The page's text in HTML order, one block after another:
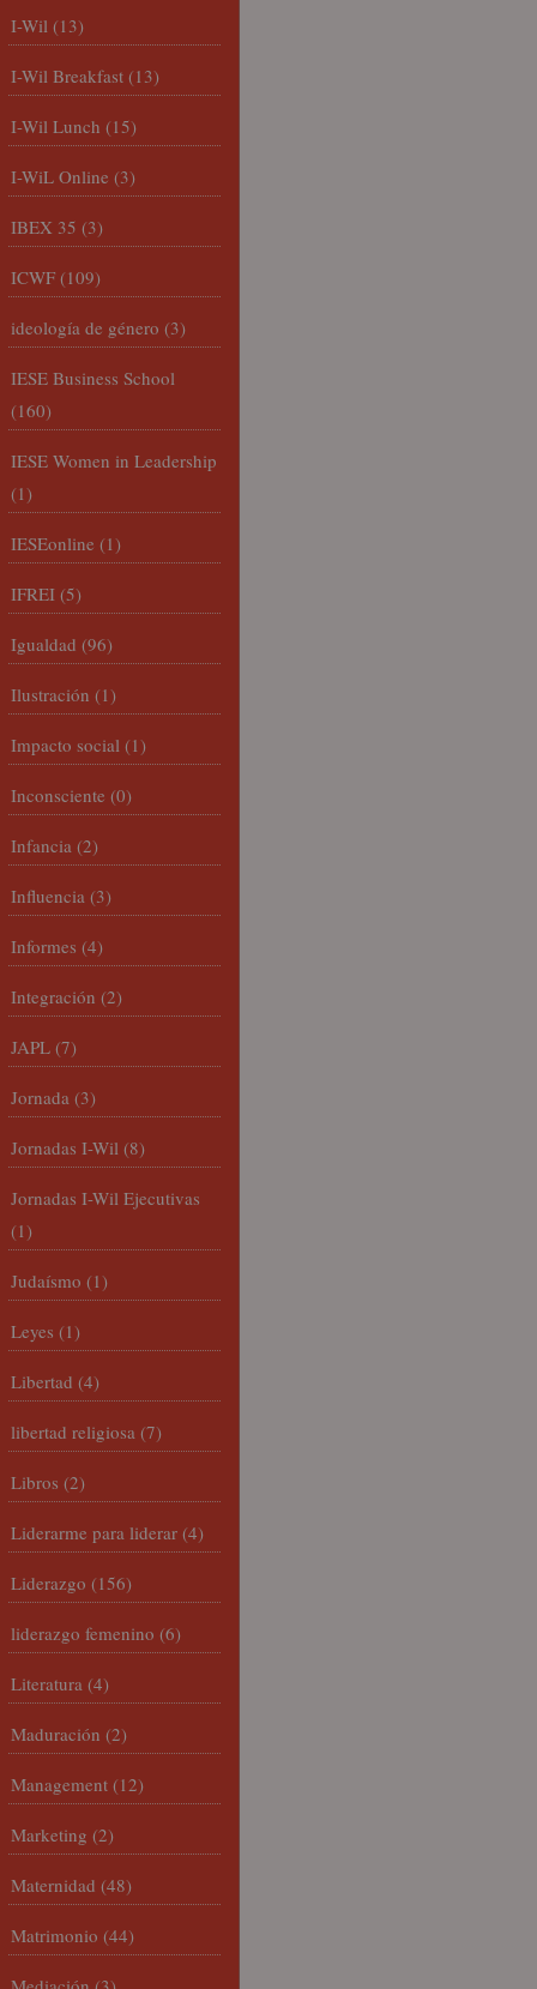
I-Wil (13)
I-Wil Breakfast (13)
I-Wil Lunch (15)
I-WiL Online (3)
IBEX 35 (3)
ICWF (109)
ideología de género (3)
IESE Business School
(160)
IESE Women in Leadership
(1)
IESEonline (1)
IFREI (5)
Igualdad (96)
Ilustración (1)
Impacto social (1)
Inconsciente (0)
Infancia (2)
Influencia (3)
Informes (4)
Integración (2)
JAPL (7)
Jornada (3)
Jornadas I-Wil (8)
Jornadas I-Wil Ejecutivas
(1)
Judaísmo (1)
Leyes (1)
Libertad (4)
libertad religiosa (7)
Libros (2)
Liderarme para liderar (4)
Liderazgo (156)
liderazgo femenino (6)
Literatura (4)
Maduración (2)
Management (12)
Marketing (2)
Maternidad (48)
Matrimonio (44)